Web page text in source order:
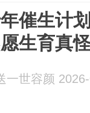
催生计
生育真
一世容颜